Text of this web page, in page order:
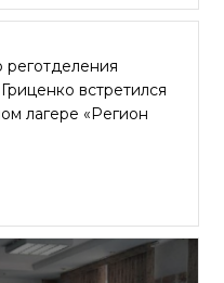
реготделения
встретился
лагере «Регион